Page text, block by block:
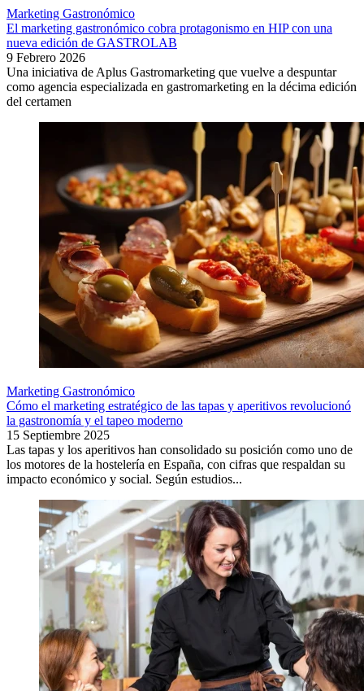
Marketing Gastronómico
El marketing gastronómico cobra protagonismo en HIP con una
nueva edición de GASTROLAB
9 Febrero 2026
Una iniciativa de Aplus Gastromarketing que vuelve a despuntar
como agencia especializada en gastromarketing en la décima edición
del certamen
Marketing Gastronómico
Cómo el marketing estratégico de las tapas y aperitivos revolucionó
la gastronomía y el tapeo moderno
15 Septiembre 2025
Las tapas y los aperitivos han consolidado su posición como uno de
los motores de la hostelería en España, con cifras que respaldan su
impacto económico y social. Según estudios...